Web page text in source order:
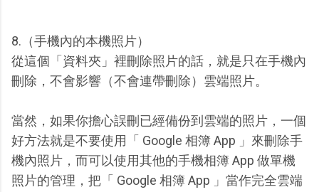
8.（手機內的本機照片）
從這個「資料夾」裡刪除照片的話，就是只在手機內
刪除，不會影響（不會連帶刪除）雲端照片。
當然，如果你擔心誤刪已經備份到雲端的照片，一個
好方法就是不要使用「 Google 相簿 App 」來刪除手
機內照片，而可以使用其他的手機相簿 App 做單機
照片的管理，把「 Google 相簿 App 」當作完全雲端